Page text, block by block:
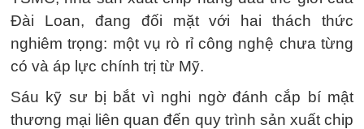
Đài Loan, đang đối mặt với hai thách thức
nghiêm trọng: một vụ rò rỉ công nghệ chưa từng
có và áp lực chính trị từ Mỹ.
Sáu kỹ sư bị bắt vì nghi ngờ đánh cắp bí mật
thương mại liên quan đến quy trình sản xuất chip